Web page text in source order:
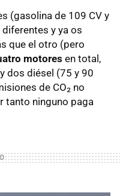
(gasolina de 109 CV y
y ya os
que el otro (pero
motores en total,
dos diésel (75 y 90
de CO₂ no
tanto ninguno paga